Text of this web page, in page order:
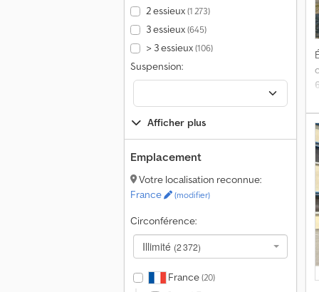
2 essieux(1 273)
3 essieux(645)
> 3 essieux(106)
Suspension:
Afficher plus
Emplacement
Votre localisation reconnue:
France
(modifier)
Circonférence:
Illimité (2 372)
France(20)
6